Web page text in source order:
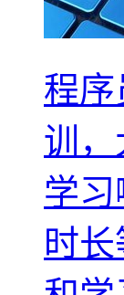
程
训
学
时